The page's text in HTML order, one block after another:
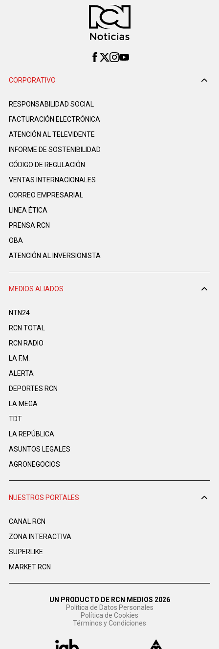
CORPORATIVO
RESPONSABILIDAD SOCIAL
FACTURACIÓN ELECTRÓNICA
ATENCIÓN AL TELEVIDENTE
INFORME DE SOSTENIBILIDAD
CÓDIGO DE REGULACIÓN
VENTAS INTERNACIONALES
CORREO EMPRESARIAL
LINEA ÉTICA
PRENSA RCN
OBA
ATENCIÓN AL INVERSIONISTA
MEDIOS ALIADOS
NTN24
RCN TOTAL
RCN RADIO
LA F.M.
ALERTA
DEPORTES RCN
LA MEGA
TDT
LA REPÚBLICA
ASUNTOS LEGALES
AGRONEGOCIOS
NUESTROS PORTALES
CANAL RCN
ZONA INTERACTIVA
SUPERLIKE
MARKET RCN
UN PRODUCTO DE RCN MEDIOS 2026
Política de Datos Personales
Política de Cookies
Términos y Condiciones